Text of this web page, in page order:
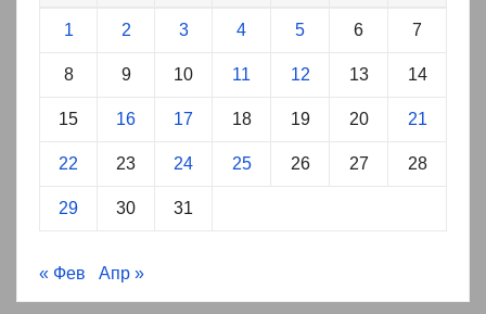
1 2 3 4 5 6 7
8 9 10 11 12 13 14
15 16 17 18 19 20 21
22 23 24 25 26 27 28
29 30 31
« Фев Апр »